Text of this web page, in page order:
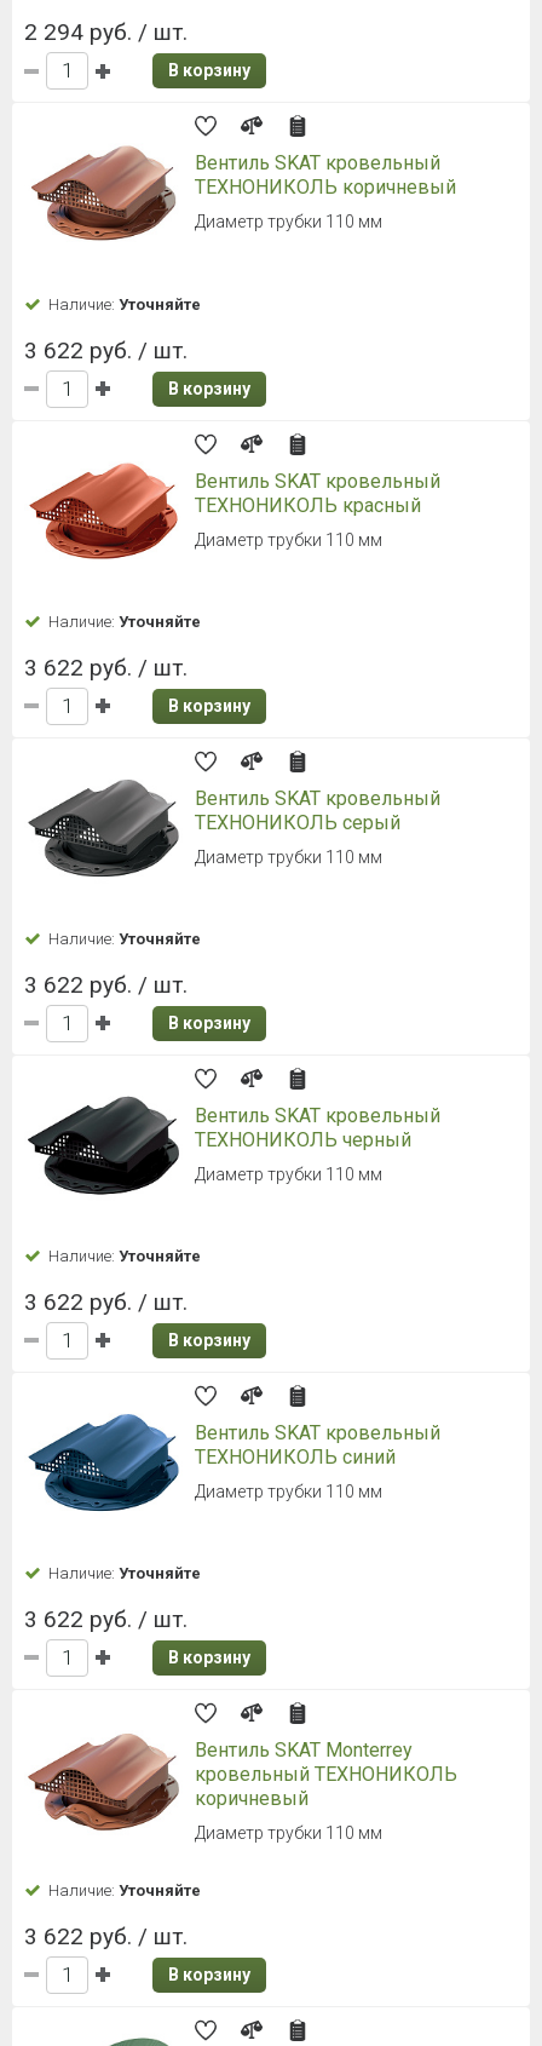
2 294 руб. / шт.
В корзину
Вентиль SKAT кровельный
ТЕХНОНИКОЛЬ коричневый
Диаметр трубки 110 мм
Наличие: Уточняйте
3 622 руб. / шт.
В корзину
Вентиль SKAT кровельный
ТЕХНОНИКОЛЬ красный
Диаметр трубки 110 мм
Наличие: Уточняйте
3 622 руб. / шт.
В корзину
Вентиль SKAT кровельный
ТЕХНОНИКОЛЬ серый
Диаметр трубки 110 мм
Наличие: Уточняйте
3 622 руб. / шт.
В корзину
Вентиль SKAT кровельный
ТЕХНОНИКОЛЬ черный
Диаметр трубки 110 мм
Наличие: Уточняйте
3 622 руб. / шт.
В корзину
Вентиль SKAT кровельный
ТЕХНОНИКОЛЬ синий
Диаметр трубки 110 мм
Наличие: Уточняйте
3 622 руб. / шт.
В корзину
Вентиль SKAT Monterrey
кровельный ТЕХНОНИКОЛЬ
коричневый
Диаметр трубки 110 мм
Наличие: Уточняйте
3 622 руб. / шт.
В корзину